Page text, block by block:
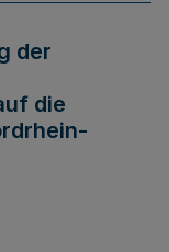
der
die